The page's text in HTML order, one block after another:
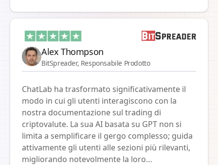
l'integrazione con il nostro sistema di
prenotazione, che consente ai clienti di
controllare facilmente e rapidamente la
disponibilità nei nostri resort. Questa
funzionalità semplifica notevolmente il
rapide alle esigenze dei nostri ospiti. Il
supporto tecnico e l'approccio professionale
durante tutto il progetto sono stati eccezionali.
La nostra collaborazione sulle innovazioni
continua e crediamo che grazie a ChatLab
saremo ancora più vicini ai nostri clienti,
offrendo loro esperienze e servizi ancora
Alex Thompson
BitSpreader, Responsabile Prodotto
ChatLab ha trasformato significativamente il
modo in cui gli utenti interagiscono con la
nostra documentazione sul trading di
criptovalute. La sua AI basata su GPT non si
limita a semplificare il gergo complesso; guida
attivamente gli utenti alle sezioni più rilevanti,
migliorando notevolmente la loro